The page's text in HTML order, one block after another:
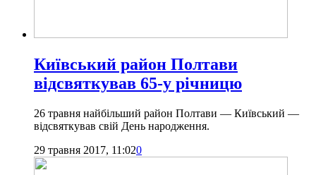
Київський район Полтави
відсвяткував 65-у річницю
26 травня найбільший район Полтави — Київський —
відсвяткував свій День народження.
29 травня 2017, 11:020